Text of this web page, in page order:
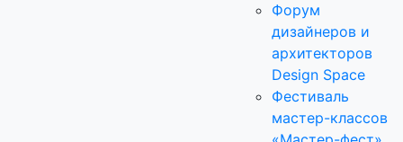
Форум
дизайнеров и
архитекторов
Design Space
Фестиваль
мастер-классов